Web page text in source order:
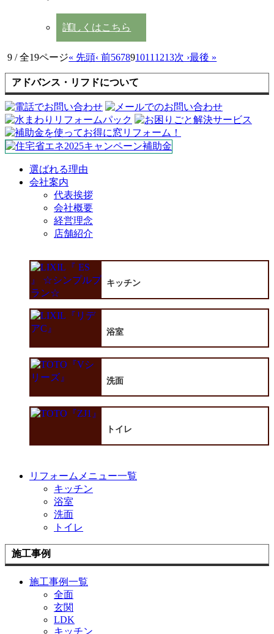
詳しくはこちら
9 / 全19ページ« 先頭‹ 前5678910111213次 ›最後 »
アドバンス・リフドについて
選ばれる理由
会社案内
代表挨拶
会社概要
経営理念
店舗紹介
キッチン
浴室
洗面
トイレ
リフォームメニュー一覧
キッチン
浴室
洗面
トイレ
施工事例
施工事例一覧
全面
玄関
LDK
キッチン